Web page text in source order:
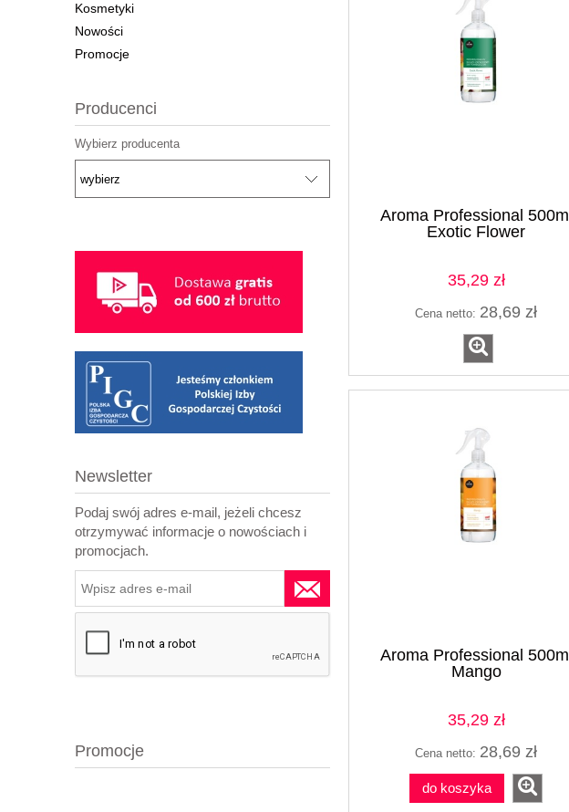
Kosmetyki
Nowości
Promocje
Producenci
Wybierz producenta
Newsletter
Podaj swój adres e-mail, jeżeli chcesz
otrzymywać informacje o nowościach i
promocjach.
Promocje
Aroma Professional 500ml
Exotic Flower
35,29 zł
Cena netto: 28,69 zł
Aroma Professional 500ml
Mango
35,29 zł
Cena netto: 28,69 zł
do koszyka